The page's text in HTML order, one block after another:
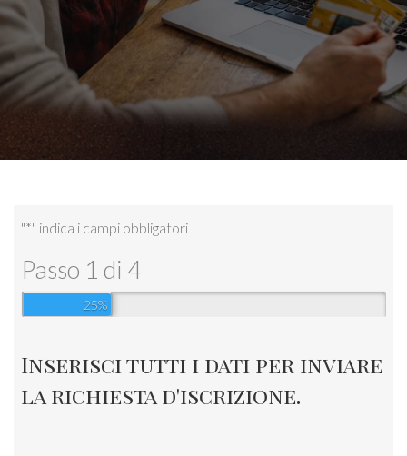
"*" indica i campi obbligatori
Passo 1 di 4
25%
Inserisci tutti i dati per inviare
la richiesta d'iscrizione.